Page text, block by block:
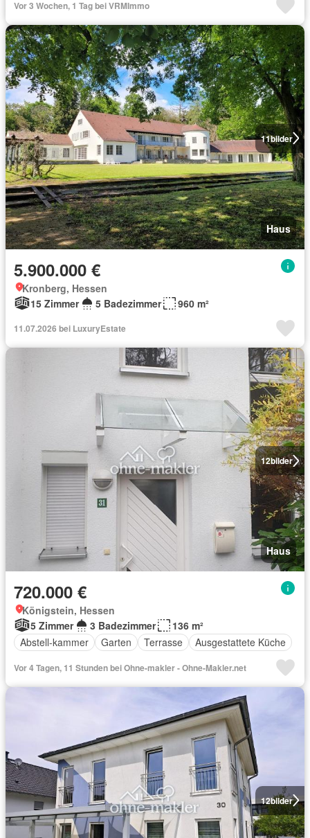
Vor 3 Wochen, 1 Tag bei VRMImmo
11bilder
Haus
5.900.000 €
Kronberg, Hessen
15 Zimmer
5 Badezimmer 960 m²
11.07.2026 bei LuxuryEstate
12bilder
Haus
720.000 €
Königstein, Hessen
5 Zimmer
3 Badezimmer
136 m²
Abstell-kammer
Garten Terrasse Ausgestattete Küche
Vor 4 Tagen, 11 Stunden bei Ohne-makler - Ohne-Makler.net
12bilder